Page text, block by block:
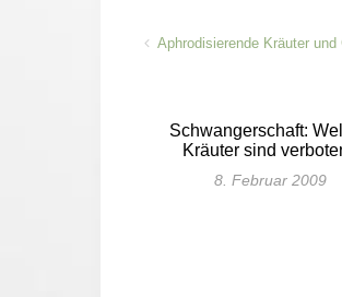
Aphrodisierende Kräuter und
Schwangerschaft:
Kräuter sind
8. Februar 2009